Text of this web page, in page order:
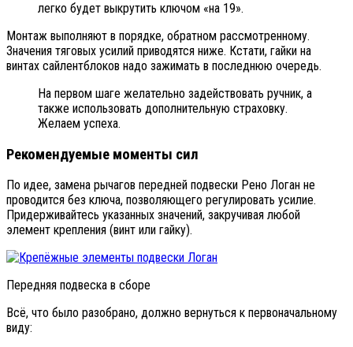
легко будет выкрутить ключом «на 19».
Монтаж выполняют в порядке, обратном рассмотренному.
Значения тяговых усилий приводятся ниже. Кстати, гайки на
винтах сайлентблоков надо зажимать в последнюю очередь.
На первом шаге желательно задействовать ручник, а
также использовать дополнительную страховку.
Желаем успеха.
Рекомендуемые моменты сил
По идее, замена рычагов передней подвески Рено Логан не
проводится без ключа, позволяющего регулировать усилие.
Придерживайтесь указанных значений, закручивая любой
элемент крепления (винт или гайку).
Передняя подвеска в сборе
Всё, что было разобрано, должно вернуться к первоначальному
виду: